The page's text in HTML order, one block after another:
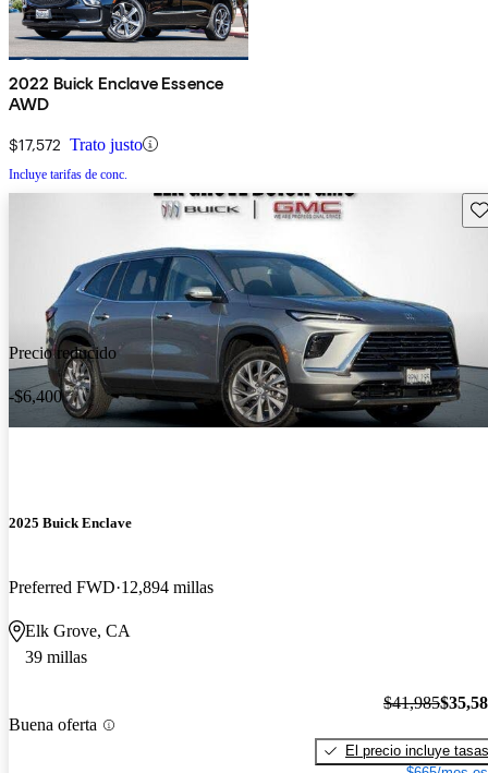
2022 Buick Enclave Essence
AWD
$17,572 Trato justo
Incluye tarifas de conc.
Precio reducido
-$6,400
2025 Buick Enclave
Preferred FWD 12,894 millas
Elk Grove, CA
39 millas
Buena oferta
$41,985
El precio incluye tasas